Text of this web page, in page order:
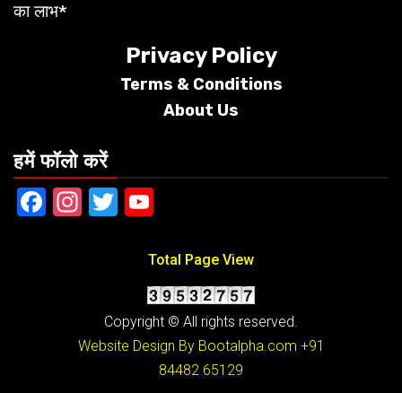
का लाभ*
Privacy Policy
Terms & Conditions
About Us
हमें फॉलो करें
Facebook
Instagram
Twitter
Total Page View
Copyright © All rights reserved.
Website Design By Bootalpha.com +91
84482 65129